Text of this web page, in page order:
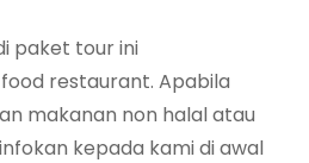
paket tour ini
restaurant. Apabila
makanan non halal atau
kepada kami di awal